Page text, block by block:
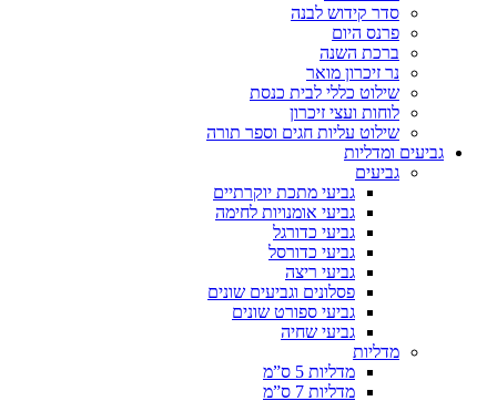
סדר קידוש לבנה
פרנס היום
ברכת השנה
נר זיכרון מואר
שילוט כללי לבית כנסת
לוחות ועצי זיכרון
שילוט עליות חגים וספר תורה
גביעים ומדליות
גביעים
גביעי מתכת יוקרתיים
גביעי אומנויות לחימה
גביעי כדורגל
גביעי כדורסל
גביעי ריצה
פסלונים וגביעים שונים
גביעי ספורט שונים
גביעי שחיה
מדליות
מדליות 5 ס”מ
מדליות 7 ס”מ